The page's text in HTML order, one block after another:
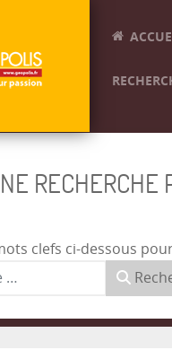
RECHERCHE
clefs ci-dessous